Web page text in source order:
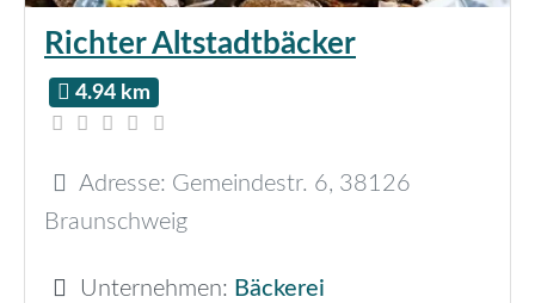
Richter Altstadtbäcker
4.94 km
Adresse: Gemeindestr. 6, 38126
Braunschweig
Unternehmen: Bäckerei